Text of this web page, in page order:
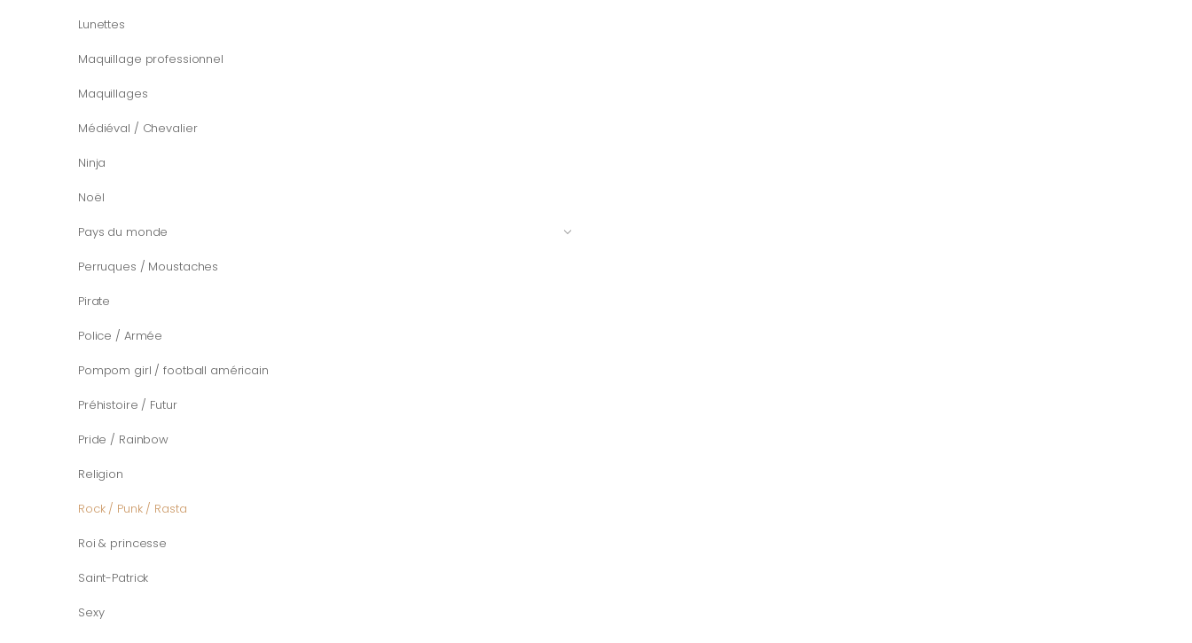
Lunettes
Maquillage professionnel
Maquillages
Médiéval / Chevalier
Ninja
Noël
Pays du monde
Perruques / Moustaches
Pirate
Police / Armée
Pompom girl / football américain
Préhistoire / Futur
Pride / Rainbow
Religion
Rock / Punk / Rasta
Roi & princesse
Saint-Patrick
Sexy